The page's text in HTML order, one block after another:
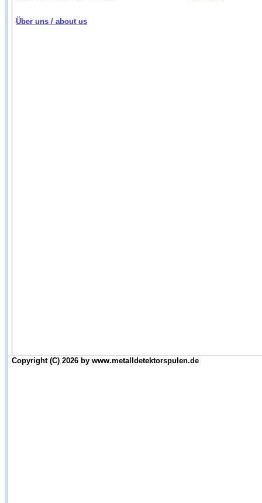
Über uns / about us
Copyright (C) 2026 by www.metalldetektorspulen.de